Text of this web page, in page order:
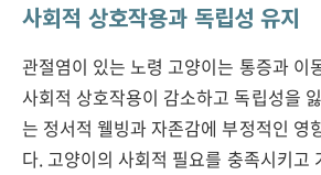
사회적 상호작용과 독립성 유지
관절염이 있는 노령 고양이는 통증과 이
사회적 상호작용이 감소하고 독립성을
는 정서적 웰빙과 자존감에 부정적인 영
다. 고양이의 사회적 필요를 충족시키고